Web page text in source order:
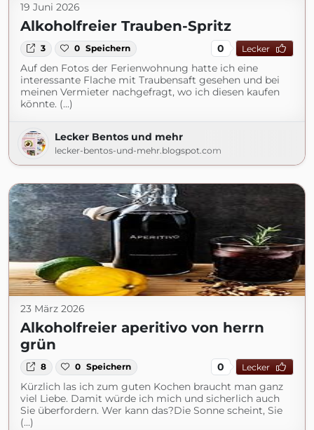
19 Juni 2026
Alkoholfreier Trauben-Spritz
3 0 Speichern 0 Lecker
Auf den Fotos der Ferienwohnung hatte ich eine
interessante Flache mit Traubensaft gesehen und bei
meinen Vermieter nachgefragt, wo ich diesen kaufen
könnte. (...)
Lecker Bentos und mehr
lecker-bentos-und-mehr.blogspot.com
23 März 2026
Alkoholfreier aperitivo von herrn
grün
8 0 Speichern 0 Lecker
Kürzlich las ich zum guten Kochen braucht man ganz
viel Liebe. Damit würde ich mich und sicherlich auch
Sie überfordern. Wer kann das?Die Sonne scheint, Sie
(...)